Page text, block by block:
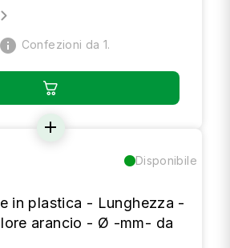
info Confezioni da 1.
add
Disponibile
in plastica - Lunghezza -
arancio - Ø -mm- da